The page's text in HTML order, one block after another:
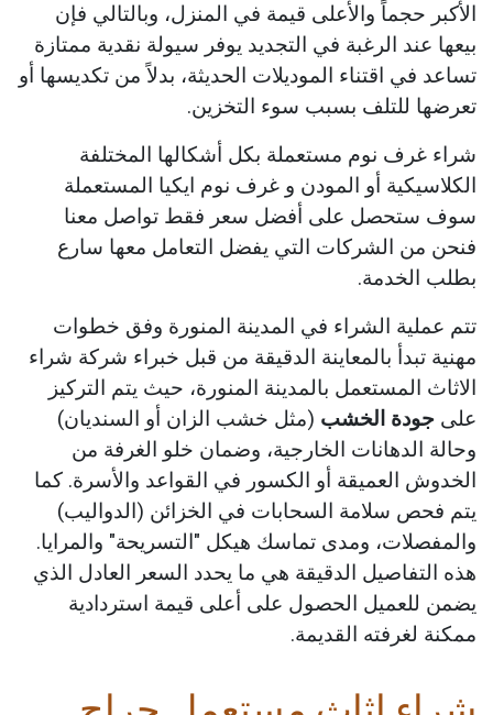
الأكبر حجماً والأعلى قيمة في المنزل، وبالتالي فإن
بيعها عند الرغبة في التجديد يوفر سيولة نقدية ممتازة
تساعد في اقتناء الموديلات الحديثة، بدلاً من تكديسها أو
تعرضها للتلف بسبب سوء التخزين.
شراء غرف نوم مستعملة بكل أشكالها المختلفة
الكلاسيكية أو المودن و غرف نوم ايكيا المستعملة
سوف ستحصل على أفضل سعر فقط تواصل معنا
فنحن من الشركات التي يفضل التعامل معها سارع
بطلب الخدمة.
تتم عملية الشراء في المدينة المنورة وفق خطوات
مهنية تبدأ بالمعاينة الدقيقة من قبل خبراء شركة شراء
الاثاث المستعمل بالمدينة المنورة، حيث يتم التركيز
على جودة الخشب (مثل خشب الزان أو السنديان)
وحالة الدهانات الخارجية، وضمان خلو الغرفة من
الخدوش العميقة أو الكسور في القواعد والأسرة. كما
يتم فحص سلامة السحابات في الخزائن (الدواليب)
والمفصلات، ومدى تماسك هيكل "التسريحة" والمرايا.
هذه التفاصيل الدقيقة هي ما يحدد السعر العادل الذي
يضمن للعميل الحصول على أعلى قيمة استردادية
ممكنة لغرفته القديمة.